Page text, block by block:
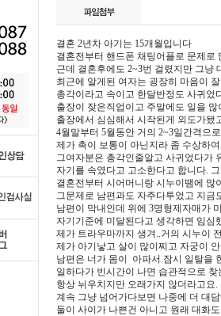
결혼 2년차 아기는 15개월입니다
결혼전부터 핸드폰 채팅어플로 문제로
근데 결혼후에도 2~3번 걸렸지만 그냥
최근에 알게된 여자는 굉장히 마음이
총각이라고 속이고 한달반정도 사귀었
출장이 잦은직업이고 주말에도 일을
출장에서 심심해서 시작된게 외도가됐
4월말부터 5월동안 거의 2~3일간격으
제가 촉이 보통이 아닌지라 좀 수상하
그여자분은 총각인줄알고 사귀었다가
자기를 속였다고 고소한다고 합니다.
결혼전부터 시어머니랑 시누이땜에 많
그문제로 남편과도 자주다투었고 지금
남편이 막내인데 위에 3명형제자매가
자기기준에 미달된다고 생각하면 임심
제가 트라우마까지 생겨..거의 시누이
제가 아기낳고 살이 많이찌고 자궁이
남편은 너가 몸이 아파서 잠시 일탈을
일하다가 빈시간이 나면 습관적으로
항상 뉘우치지만 오래가지 않더라고요
계속 그냥 넘어가다보면 나중에 더 대
둘이 사이가 나쁜건 아니고 원래 대화